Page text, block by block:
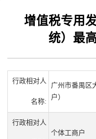
增值税专用
统）最
行政相对人
名称:
广州市番禺区
户）
行政相对人
个体工商户